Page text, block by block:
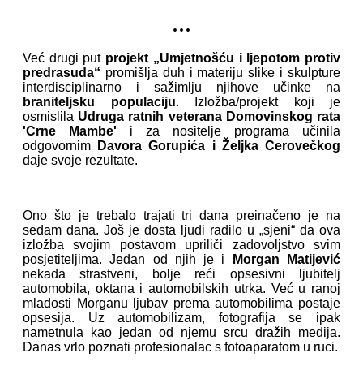
...
Već drugi put projekt „Umjetnošću i ljepotom protiv
predrasuda“ promišlja duh i materiju slike i skulpture
interdisciplinarno i sažimlju njihove učinke na
braniteljsku populaciju. Izložba/projekt koji je
osmislila Udruga ratnih veterana Domovinskog rata
'Crne Mambe' i za nositelje programa učinila
odgovornim
Davora Gorupića i Željka Cerovečkog
daje svoje rezultate.
Ono što je trebalo trajati tri dana preinačeno je na
sedam dana. Još je dosta ljudi radilo u „sjeni“ da ova
izložba svojim postavom upriliči zadovoljstvo svim
posjetiteljima. Jedan od njih je i
Morgan Matijević
nekada strastveni, bolje reći opsesivni ljubitelj
automobila, oktana i automobilskih utrka. Već u ranoj
mladosti Morganu ljubav prema automobilima postaje
opsesija. Uz automobilizam, fotografija se ipak
nametnula kao jedan od njemu srcu dražih medija.
Danas vrlo poznati profesionalac s fotoaparatom u ruci.